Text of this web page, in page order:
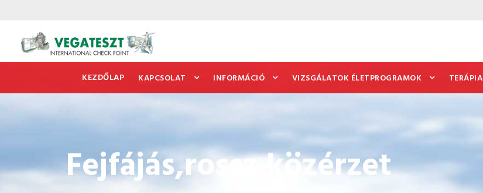
KEZDŐLAP KAPCSOLAT INFORMÁCIÓ VIZSGÁLATOK ÉLETPROGRAMOK TERÁPIA
Fejfájás,rossz közérzet